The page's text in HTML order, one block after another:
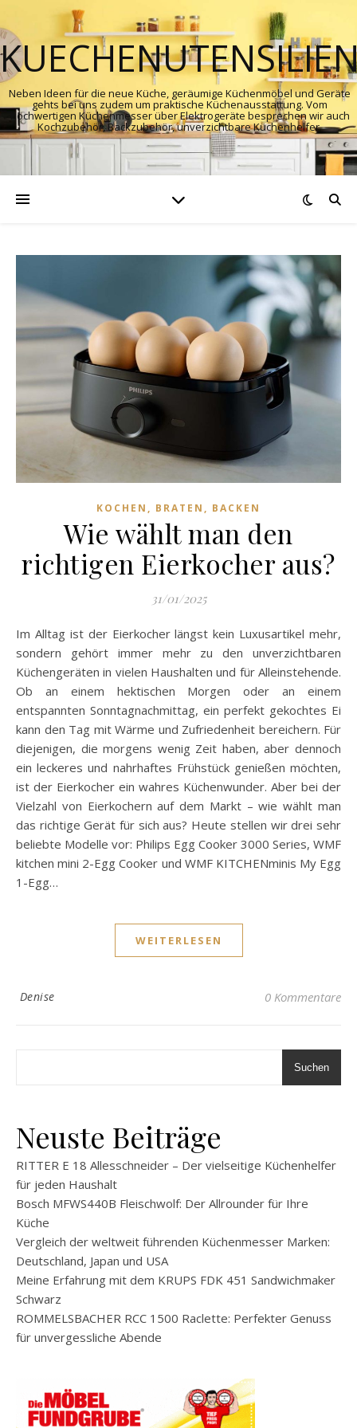
Neben Ideen für die neue Küche, geräumige Küchenmöbel und Geräte
gehts bei uns zudem um praktische Küchenausstattung. Vom
hochwertigen Küchenmesser über Elektrogeräte besprechen wir auch
Kochzubehör, Backzubehör, unverzichtbare Küchenhelfer.
KOCHEN, BRATEN, BACKEN
Wie wählt man den
richtigen Eierkocher aus?
31/01/2025
Im Alltag ist der Eierkocher längst kein Luxusartikel mehr,
sondern gehört immer mehr zu den unverzichtbaren
Küchengeräten in vielen Haushalten und für Alleinstehende.
Ob an einem hektischen Morgen oder an einem
entspannten Sonntagnachmittag, ein perfekt gekochtes Ei
kann den Tag mit Wärme und Zufriedenheit bereichern. Für
diejenigen, die morgens wenig Zeit haben, aber dennoch
ein leckeres und nahrhaftes Frühstück genießen möchten,
ist der Eierkocher ein wahres Küchenwunder. Aber bei der
Vielzahl von Eierkochern auf dem Markt – wie wählt man
das richtige Gerät für sich aus? Heute stellen wir drei sehr
beliebte Modelle vor: Philips Egg Cooker 3000 Series, WMF
kitchen mini 2-Egg Cooker und WMF KITCHENminis My Egg
1-Egg…
WEITERLESEN
Denise 0 Kommentare
Suchen
Neuste Beiträge
RITTER E 18 Allesschneider – Der vielseitige Küchenhelfer
für jeden Haushalt
Bosch MFWS440B Fleischwolf: Der Allrounder für Ihre
Küche
Vergleich der weltweit führenden Küchenmesser Marken:
Deutschland, Japan und USA
Meine Erfahrung mit dem KRUPS FDK 451 Sandwichmaker
Schwarz
ROMMELSBACHER RCC 1500 Raclette: Perfekter Genuss
für unvergessliche Abende